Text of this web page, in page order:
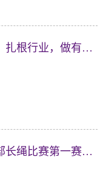
校友风采｜张发胜校友：扎根行业，做有难度的事
我院获团结杯班级团支部长绳比赛第一赛区季军